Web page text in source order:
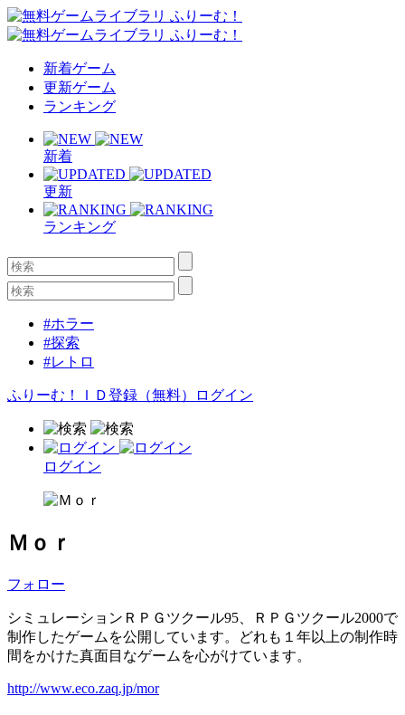
新着ゲーム
更新ゲーム
ランキング
新着
更新
ランキング
#ホラー
#探索
#レトロ
ふりーむ！ＩＤ登録（無料） ログイン
ログイン
Ｍｏｒ
フォロー
シミュレーションＲＰＧツクール95、ＲＰＧツクール2000で
制作したゲームを公開しています。どれも１年以上の制作時
間をかけた真面目なゲームを心がけています。
http://www.eco.zaq.jp/mor